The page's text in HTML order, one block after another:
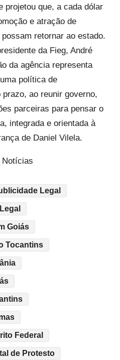
projetou que, a cada dólar
e atração de
retornar ao estado.
da Fieg, André
da agência representa
política de
ao reunir governo,
parceiras para pensar o
integrada e orientada à
de Daniel Vilela.
Notícias
Legal
Goiás
Tocantins
Federal
de Protesto